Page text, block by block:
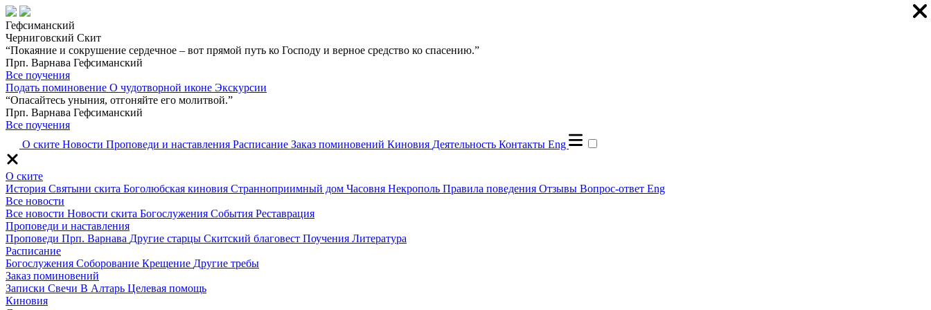
Гефсиманский
Черниговский Скит
“Покаяние и сокрушение сердечное – вот прямой путь ко Господу и верное средство ко спасению.”
Прп. Варнава Гефсиманский
Все поучения
Подать поминовение О чудотворной иконе Экскурсии
“Опасайтесь уныния, отгоняйте его молитвой.”
Прп. Варнава Гефсиманский
Все поучения
О ските Новости Проповеди и наставления Расписание Заказ поминовений Киновия Деятельность Контакты Eng
О ските
История Святыни скита Боголюбская киновия Странноприимный дом Часовня Некрополь Правила поведения Отзывы Вопрос-ответ Eng
Все новости
Все новости Новости скита Богослужения События Реставрация
Проповеди и наставления
Проповеди Прп. Варнава Другие старцы Скитский благовест Поучения Литература
Расписание
Богослужения Соборование Крещение Другие требы
Заказ поминовений
Записки Свечи В Алтарь Целевая помощь
Киновия